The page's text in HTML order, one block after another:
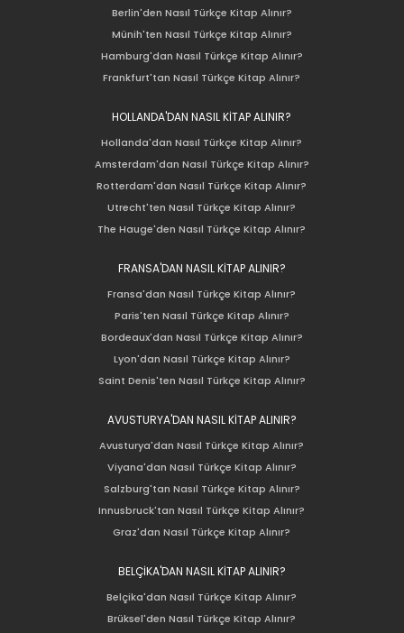
Berlin'den Nasıl Türkçe Kitap Alınır?
Münih'ten Nasıl Türkçe Kitap Alınır?
Hamburg'dan Nasıl Türkçe Kitap Alınır?
Frankfurt'tan Nasıl Türkçe Kitap Alınır?
HOLLANDA'DAN NASIL KİTAP ALINIR?
Hollanda'dan Nasıl Türkçe Kitap Alınır?
Amsterdam'dan Nasıl Türkçe Kitap Alınır?
Rotterdam'dan Nasıl Türkçe Kitap Alınır?
Utrecht'ten Nasıl Türkçe Kitap Alınır?
The Hauge'den Nasıl Türkçe Kitap Alınır?
FRANSA'DAN NASIL KİTAP ALINIR?
Fransa'dan Nasıl Türkçe Kitap Alınır?
Paris'ten Nasıl Türkçe Kitap Alınır?
Bordeaux'dan Nasıl Türkçe Kitap Alınır?
Lyon'dan Nasıl Türkçe Kitap Alınır?
Saint Denis'ten Nasıl Türkçe Kitap Alınır?
AVUSTURYA'DAN NASIL KİTAP ALINIR?
Avusturya'dan Nasıl Türkçe Kitap Alınır?
Viyana'dan Nasıl Türkçe Kitap Alınır?
Salzburg'tan Nasıl Türkçe Kitap Alınır?
Innusbruck'tan Nasıl Türkçe Kitap Alınır?
Graz'dan Nasıl Türkçe Kitap Alınır?
BELÇİKA'DAN NASIL KİTAP ALINIR?
Belçika'dan Nasıl Türkçe Kitap Alınır?
Brüksel'den Nasıl Türkçe Kitap Alınır?